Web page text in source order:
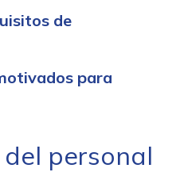
de
para
personal